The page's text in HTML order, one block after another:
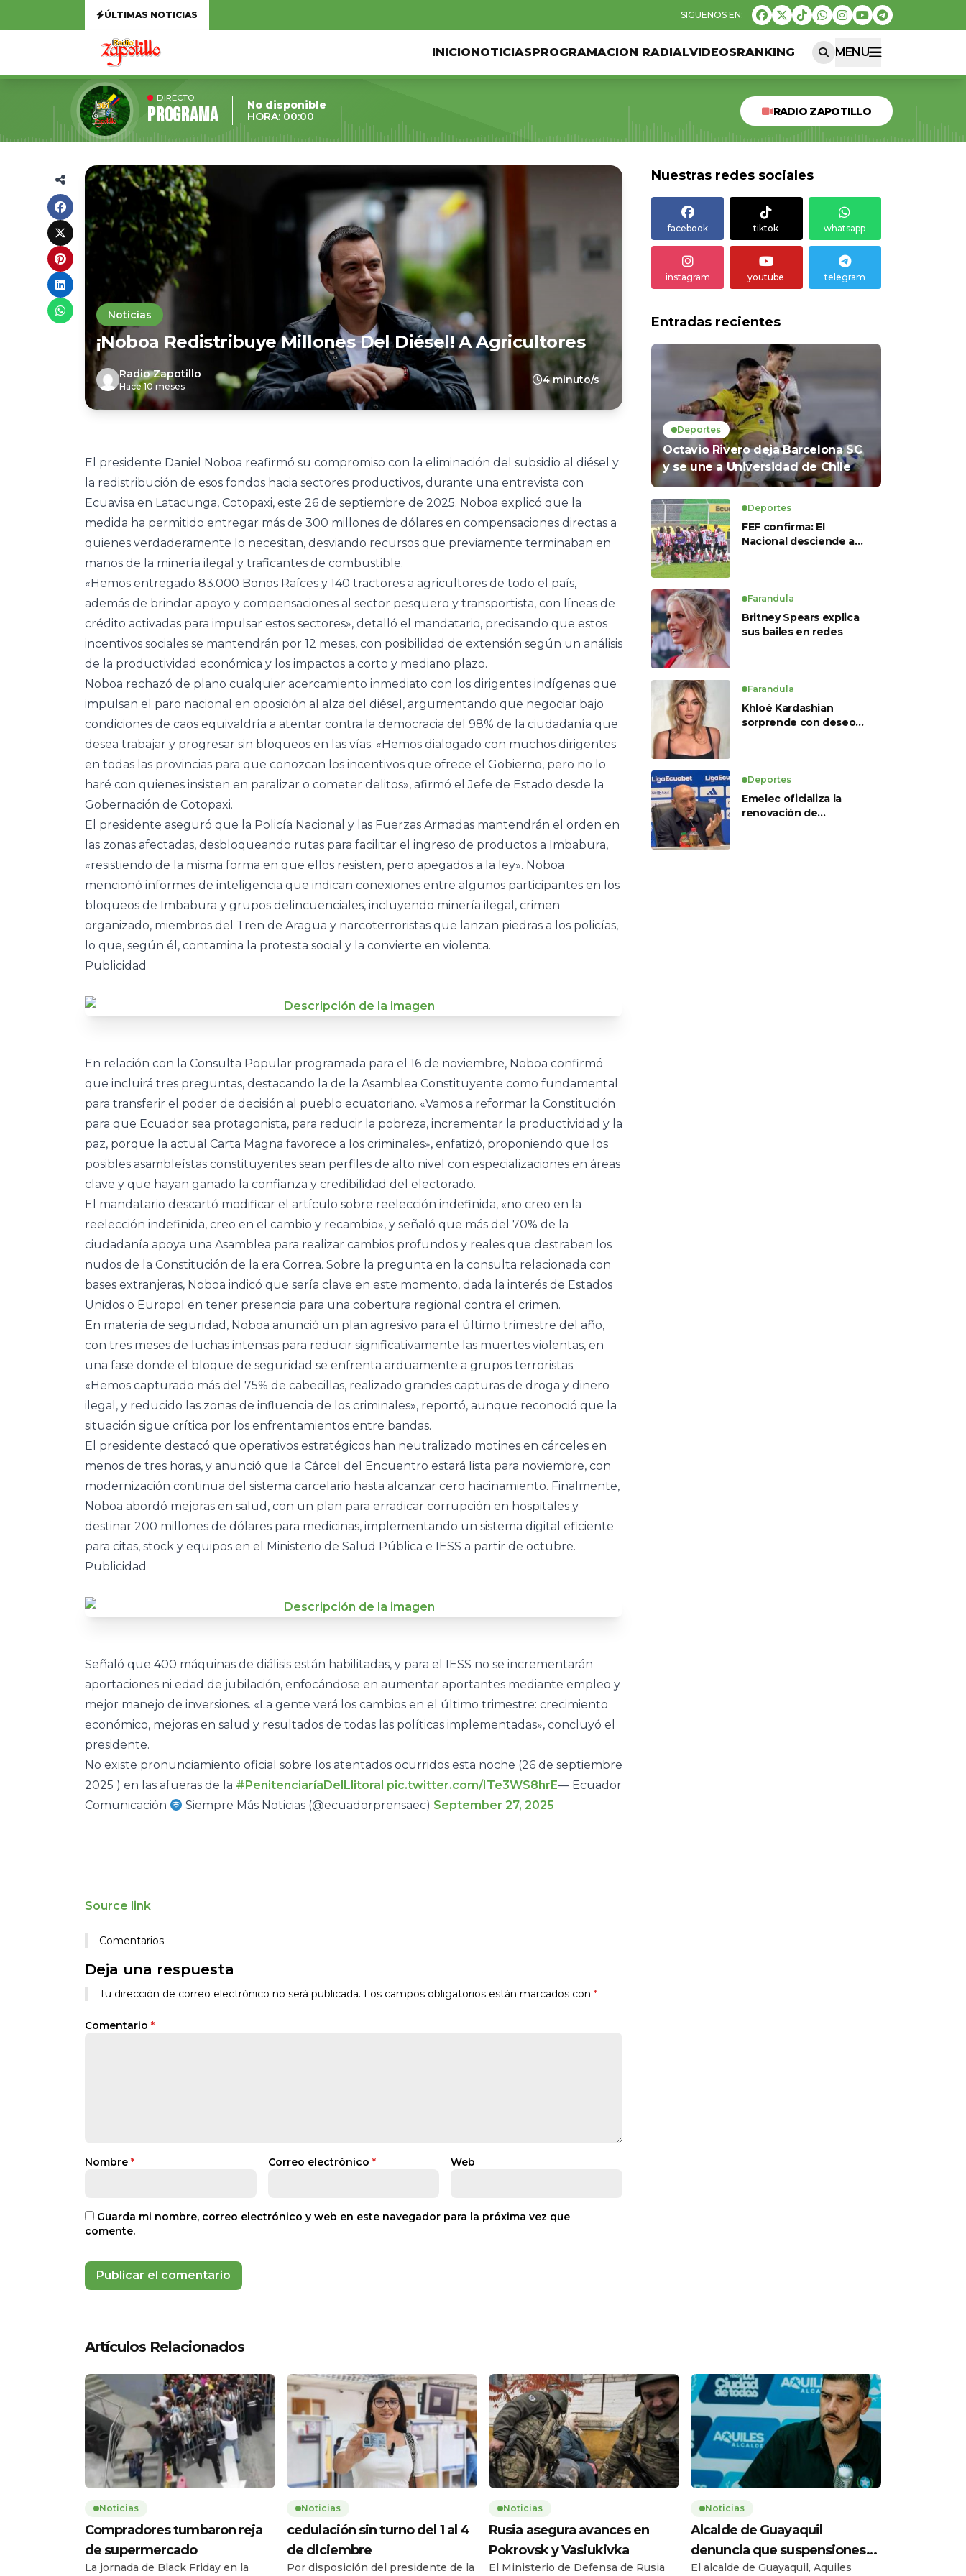
ÚLTIMAS NOTICIAS
INICIONOTICIASPROGRAMACION RADIALVIDEOSRANKING MENU
DIRECTO
Programa
No disponible
HORA: 00:00
RADIO ZAPOTILLO
Noticias
¡Noboa Redistribuye Millones Del Diésel! A Agricultores
Radio Zapotillo
Hace 10 meses
4 minuto/s
El presidente Daniel Noboa reafirmó su compromiso con la eliminación del subsidio al diésel y
la redistribución de esos fondos hacia sectores productivos, durante una entrevista con
Ecuavisa en Latacunga, Cotopaxi, este 26 de septiembre de 2025. Noboa explicó que la
medida ha permitido entregar más de 300 millones de dólares en compensaciones directas a
quienes verdaderamente lo necesitan, desviando recursos que previamente terminaban en
manos de la minería ilegal y traficantes de combustible.
«Hemos entregado 83.000 Bonos Raíces y 140 tractores a agricultores de todo el país,
además de brindar apoyo y compensaciones al sector pesquero y transportista, con líneas de
crédito activadas para impulsar estos sectores», detalló el mandatario, precisando que estos
incentivos sociales se mantendrán por 12 meses, con posibilidad de extensión según un análisis
de la productividad económica y los impactos a corto y mediano plazo.
Noboa rechazó de plano cualquier acercamiento inmediato con los dirigentes indígenas que
impulsan el paro nacional en oposición al alza del diésel, argumentando que negociar bajo
condiciones de caos equivaldría a atentar contra la democracia del 98% de la ciudadanía que
desea trabajar y progresar sin bloqueos en las vías. «Hemos dialogado con muchos dirigentes
en todas las provincias para que conozcan los incentivos que ofrece el Gobierno, pero no lo
haré con quienes insisten en paralizar o cometer delitos», afirmó el Jefe de Estado desde la
Gobernación de Cotopaxi.
El presidente aseguró que la Policía Nacional y las Fuerzas Armadas mantendrán el orden en
las zonas afectadas, desbloqueando rutas para facilitar el ingreso de productos a Imbabura,
«resistiendo de la misma forma en que ellos resisten, pero apegados a la ley». Noboa
mencionó informes de inteligencia que indican conexiones entre algunos participantes en los
bloqueos de Imbabura y grupos delincuenciales, incluyendo minería ilegal, crimen
organizado, miembros del Tren de Aragua y narcoterroristas que lanzan piedras a los policías,
lo que, según él, contamina la protesta social y la convierte en violenta.
Publicidad
En relación con la Consulta Popular programada para el 16 de noviembre, Noboa confirmó
que incluirá tres preguntas, destacando la de la Asamblea Constituyente como fundamental
para transferir el poder de decisión al pueblo ecuatoriano. «Vamos a reformar la Constitución
para que Ecuador sea protagonista, para reducir la pobreza, incrementar la productividad y la
paz, porque la actual Carta Magna favorece a los criminales», enfatizó, proponiendo que los
posibles asambleístas constituyentes sean perfiles de alto nivel con especializaciones en áreas
clave y que hayan ganado la confianza y credibilidad del electorado.
El mandatario descartó modificar el artículo sobre reelección indefinida, «no creo en la
reelección indefinida, creo en el cambio y recambio», y señaló que más del 70% de la
ciudadanía apoya una Asamblea para realizar cambios profundos y reales que destraben los
nudos de la Constitución de la era Correa. Sobre la pregunta en la consulta relacionada con
bases extranjeras, Noboa indicó que sería clave en este momento, dada la interés de Estados
Unidos o Europol en tener presencia para una cobertura regional contra el crimen.
En materia de seguridad, Noboa anunció un plan agresivo para el último trimestre del año,
con tres meses de luchas intensas para reducir significativamente las muertes violentas, en
una fase donde el bloque de seguridad se enfrenta arduamente a grupos terroristas.
«Hemos capturado más del 75% de cabecillas, realizado grandes capturas de droga y dinero
ilegal, y reducido las zonas de influencia de los criminales», reportó, aunque reconoció que la
situación sigue crítica por los enfrentamientos entre bandas.
El presidente destacó que operativos estratégicos han neutralizado motines en cárceles en
menos de tres horas, y anunció que la Cárcel del Encuentro estará lista para noviembre, con
modernización continua del sistema carcelario hasta alcanzar cero hacinamiento. Finalmente,
Noboa abordó mejoras en salud, con un plan para erradicar corrupción en hospitales y
destinar 200 millones de dólares para medicinas, implementando un sistema digital eficiente
para citas, stock y equipos en el Ministerio de Salud Pública e IESS a partir de octubre.
Publicidad
Señaló que 400 máquinas de diálisis están habilitadas, y para el IESS no se incrementarán
aportaciones ni edad de jubilación, enfocándose en aumentar aportantes mediante empleo y
mejor manejo de inversiones. «La gente verá los cambios en el último trimestre: crecimiento
económico, mejoras en salud y resultados de todas las políticas implementadas», concluyó el
presidente.
No existe pronunciamiento oficial sobre los atentados ocurridos esta noche (26 de septiembre
2025 ) en las afueras de la #PenitenciaríaDelLlitoral pic.twitter.com/ITe3WS8hrE— Ecuador
Comunicación
Siempre Más Noticias (@ecuadorprensaec) September 27, 2025
Source link
Comentarios
Deja una respuesta
Tu dirección de correo electrónico no será publicada. Los campos obligatorios están marcados con *
Comentario *
Nombre * Correo electrónico * Web
Guarda mi nombre, correo electrónico y web en este navegador para la próxima vez que
comente.
Alternative:
Nuestras redes sociales
facebook tiktok whatsapp
instagram youtube telegram
Entradas recientes
Deportes
Octavio Rivero deja Barcelona SC
y se une a Universidad de Chile
Deportes
FEF confirma: El
Nacional desciende a
ascienden para LigaPro
2026
Farandula
Britney Spears explica
sus bailes en redes
Farandula
Khloé Kardashian
sorprende con deseo
Deportes
Emelec oficializa la
renovación de
Artículos Relacionados
Noticias
Compradores tumbaron reja
de supermercado
La jornada de Black Friday en la
Noticias
cedulación sin turno del 1 al 4
de diciembre
Por disposición del presidente de la
Noticias
Rusia asegura avances en
Pokrovsk y Vasiukivka
El Ministerio de Defensa de Rusia
Noticias
Alcalde de Guayaquil
denuncia que suspensiones
del SERCOP
El alcalde de Guayaquil, Aquiles